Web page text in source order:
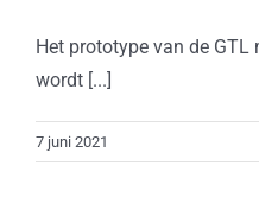
Het prototype van de
wordt [...]
7 juni 2021